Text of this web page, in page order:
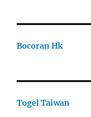
Bocoran Hk
Togel Taiwan